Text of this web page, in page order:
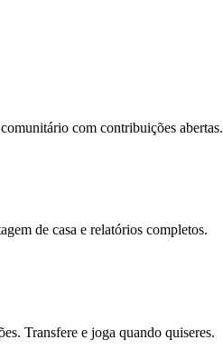
com contribuições abertas.
de casa e relatórios completos.
Transfere e joga quando quiseres.